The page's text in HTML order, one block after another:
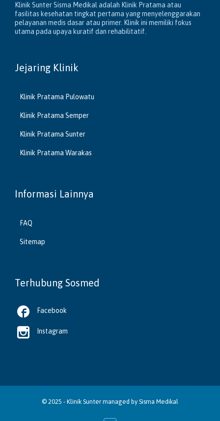
Klinik Sunter Sisma Medikal adalah Klinik Pratama atau
fasilitas kesehatan tingkat pertama yang menyelenggarakan
pelayanan medis dasar atau primer. Klinik ini memiliki fokus
utama pada upaya kuratif dan rehabilitatif.
Jejaring Klinik
Klinik Pratama Pulowatu
Klinik Pratama Semper
Klinik Pratama Sunter
Klinik Pratama Warakas
Informasi Lainnya
FAQ
Sitemap
Terhubung Sosmed
 Facebook
 Instagram
© 2025 - Klinik Suntermanaged by Sisma Medikal